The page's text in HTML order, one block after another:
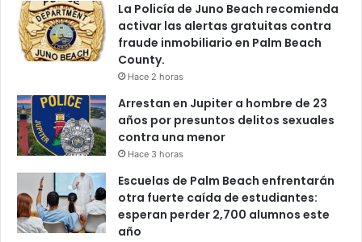
La Policía de Juno Beach recomienda
activar las alertas gratuitas contra
fraude inmobiliario en Palm Beach
County.
Hace 2 horas
Arrestan en Jupiter a hombre de 23
años por presuntos delitos sexuales
contra una menor
Hace 3 horas
Escuelas de Palm Beach enfrentarán
otra fuerte caída de estudiantes:
esperan perder 2,700 alumnos este
año